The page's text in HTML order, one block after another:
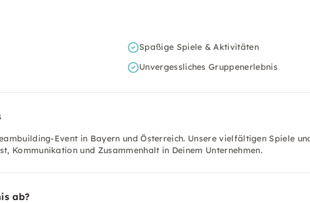
Spaßige Spiele & Aktivitäten
Unvergessliches Gruppenerlebnis
Event in Bayern und Österreich. Unsere vielfältigen Spiele
Kommunikation und Zusammenhalt in Deinem Unternehmen.
ab?